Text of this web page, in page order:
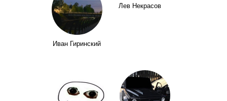
Иван Гиринский
Лев Некрасов